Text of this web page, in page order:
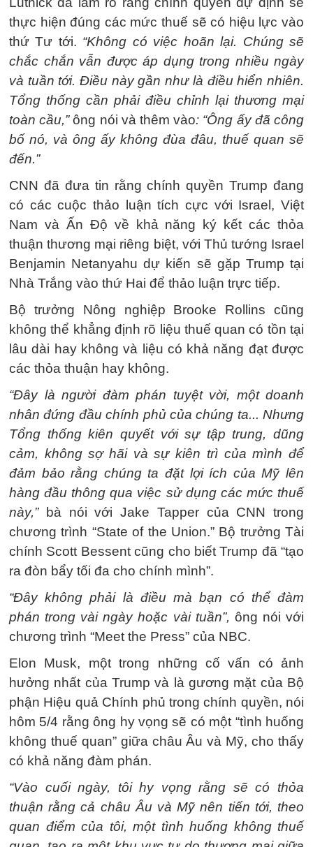
thực hiện đúng các mức thuế sẽ có hiệu lực vào
thứ Tư tới. “Không có việc hoãn lại. Chúng sẽ
chắc chắn vẫn được áp dụng trong nhiều ngày
và tuần tới. Điều này gần như là điều hiển nhiên.
Tổng thống cần phải điều chỉnh lại thương mại
toàn cầu,”ông nói và thêm vào: “Ông ấy đã công
bố nó, và ông ấy không đùa đâu, thuế quan sẽ
đến.”
CNN đã đưa tin rằng chính quyền Trump đang
có các cuộc thảo luận tích cực với Israel, Việt
Nam và Ấn Độ về khả năng ký kết các thỏa
thuận thương mại riêng biệt, với Thủ tướng Israel
Benjamin Netanyahu dự kiến sẽ gặp Trump tại
Nhà Trắng vào thứ Hai để thảo luận trực tiếp.
Bộ trưởng Nông nghiệp Brooke Rollins cũng
không thể khẳng định rõ liệu thuế quan có tồn tại
lâu dài hay không và liệu có khả năng đạt được
các thỏa thuận hay không.
“Đây là người đàm phán tuyệt vời, một doanh
nhân đứng đầu chính phủ của chúng ta... Nhưng
Tổng thống kiên quyết với sự tập trung, dũng
cảm, không sợ hãi và sự kiên trì của mình để
đảm bảo rằng chúng ta đặt lợi ích của Mỹ lên
hàng đầu thông qua việc sử dụng các mức thuế
này,”bà nói với Jake Tapper của CNN trong
chương trình “State of the Union.” Bộ trưởng Tài
chính Scott Bessent cũng cho biết Trump đã “tạo
ra đòn bẩy tối đa cho chính mình”.
“Đây không phải là điều mà bạn có thể đàm
phán trong vài ngày hoặc vài tuần”, ông nói với
chương trình “Meet the Press” của NBC.
Elon Musk, một trong những cố vấn có ảnh
hưởng nhất của Trump và là gương mặt của Bộ
phận Hiệu quả Chính phủ trong chính quyền, nói
hôm 5/4 rằng ông hy vọng sẽ có một “tình huống
không thuế quan” giữa châu Âu và Mỹ, cho thấy
có khả năng đàm phán.
“Vào cuối ngày, tôi hy vọng rằng sẽ có thỏa
thuận rằng cả châu Âu và Mỹ nên tiến tới, theo
quan điểm của tôi, một tình huống không thuế